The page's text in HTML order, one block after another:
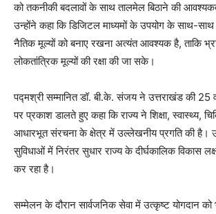
को तकनीकी बदलावों के साथ तालमेल बिठाने की
उन्होंने कहा कि डिजिटल माध्यमों के उपयोग के साथ-साथ
नैतिक मूल्यों को बनाए रखना अत्यंत आवश्यक है, ताकि
लोकतांत्रिक मूल्यों की रक्षा की जा सके।
पद्मश्री सम्मानित डॉ. बी.के. संजय ने उत्तराखंड की 25
पर प्रकाश डालते हुए कहा कि राज्य ने शिक्षा, स्वास्थ्य,
आधारभूत संरचना के क्षेत्र में उल्लेखनीय प्रगति की है।
सुविधाओं में निरंतर सुधार राज्य के दीर्घकालिक विकास
कर रहा है।
सम्मेलन के दौरान सार्वजनिक सेवा में उत्कृष्ट योगदान को